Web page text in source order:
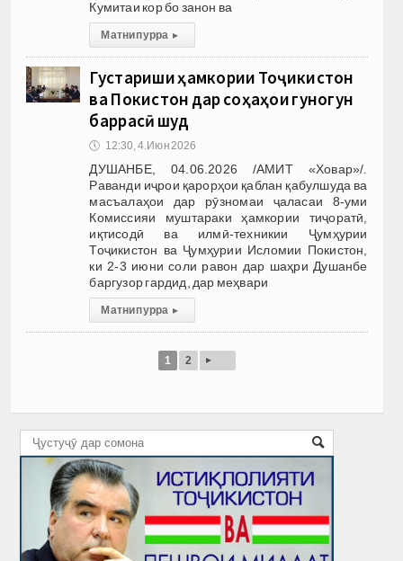
Кумитаи кор бо занон ва
Матни пурра ▸
Густариши ҳамкории Тоҷикистон
ва Покистон дар соҳаҳои гуногун
баррасӣ шуд
🕔 12:30, 4.Июн 2026
ДУШАНБЕ, 04.06.2026 /АМИТ «Ховар»/.
Раванди иҷрои қарорҳои қаблан қабулшуда ва
масъалаҳои дар рӯзномаи ҷаласаи 8-уми
Комиссияи муштараки ҳамкории тиҷоратӣ,
иқтисодӣ ва илмӣ-техникии Ҷумҳурии
Тоҷикистон ва Ҷумҳурии Исломии Покистон,
ки 2-3 июни соли равон дар шаҳри Душанбе
баргузор гардид, дар меҳвари
Матни пурра ▸
1 2 ▸